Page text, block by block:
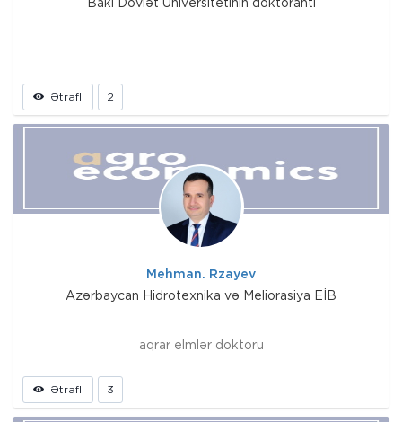
Ətraflı 2
Mehman. Rzayev
Azərbaycan Hidrotexnika və Meliorasiya EİB
aqrar elmlər doktoru
Ətraflı 3